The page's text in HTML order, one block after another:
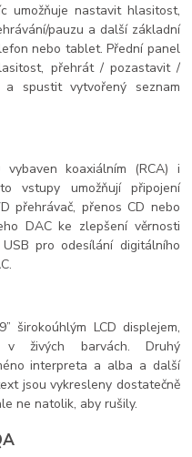
umožňuje nastavit hlasitost,
pauzu a další základní
nebo tablet. Přední panel
přehrát / pozastavit /
spustit vytvořený seznam
koaxiálním (RCA) i
vstupy umožňují připojení
přehrávač, přenos CD nebo
DAC ke zlepšení věrnosti
pro odesílání digitálního
širokoúhlým LCD displejem,
živých barvách. Druhý
interpreta a alba a další
jsou vykresleny dostatečně
ne natolik, aby rušily.